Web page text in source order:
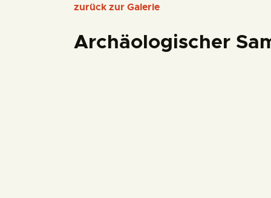
zurück zur Galerie
Archäologischer